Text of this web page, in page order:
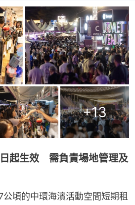
+13
起生效 需負責場地管理及
頃的中環海濱活動空間短期租